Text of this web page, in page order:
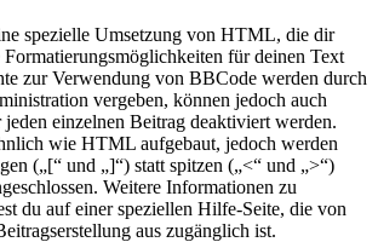
spezielle Umsetzung von HTML, die dir
für deinen Text
zur Verwendung von BBCode werden durch
vergeben, können jedoch auch
einzelnen Beitrag deaktiviert werden.
wie HTML aufgebaut, jedoch werden
(„[“ und „]“) statt spitzen („<“ und „>“)
Weitere Informationen zu
du auf einer speziellen Hilfe-Seite, die von
aus zugänglich ist.